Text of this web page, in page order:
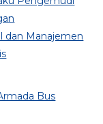
dan Manajemen
Bus